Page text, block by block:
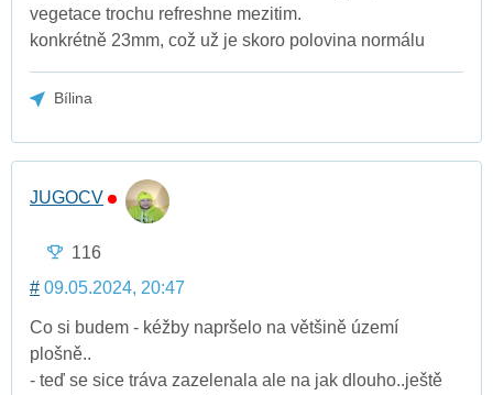
vegetace trochu refreshne mezitim.
konkrétně 23mm, což už je skoro polovina normálu
Bílina
JUGOCV
116
# 09.05.2024, 20:47
Co si budem - kéžby napršelo na většině území
plošně..
- teď se sice tráva zazelenala ale na jak dlouho..ještě